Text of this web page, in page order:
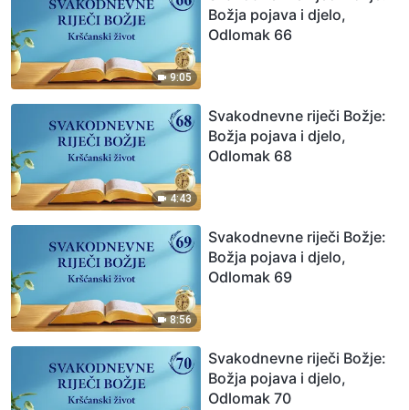
9:05
Božja pojava i djelo,
Odlomak 66
4:43
Svakodnevne riječi Božje:
Božja pojava i djelo,
Odlomak 68
8:56
Svakodnevne riječi Božje:
Božja pojava i djelo,
Odlomak 69
Svakodnevne riječi Božje:
Božja pojava i djelo,
Odlomak 70